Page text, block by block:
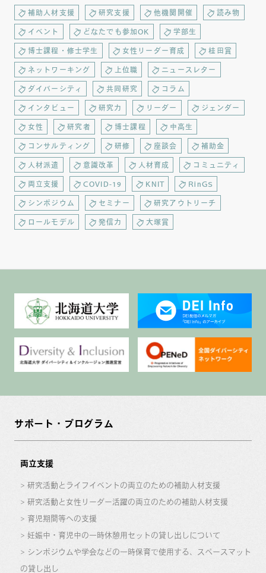
補助人材支援 研究支援 他機関開催 読み物
イベント どなたでも参加OK 学部生
博士課程・修士学生 女性リーダー育成 桂田賞
ネットワーキング 上位職 ニュースレター
ダイバーシティ 共同研究 コラム
インタビュー 研究力 リーダー ジェンダー
女性 研究者 博士課程 中高生
コンサルティング 研修 座談会 補助金
人材派遣 意識改革 人材育成 コミュニティ
両立支援 COVID-19 KNIT RinGS
シンポジウム セミナー 研究アウトリーチ
ロールモデル 発信力 大塚賞
サポート・プログラム
両立支援
研究活動とライフイベントの両立のための補助人材支援
研究活動と女性リーダー活躍の両立のための補助人材支援
育児期間等への支援
妊娠中・育児中の一時休憩用セットの貸し出しについて
シンポジウムや学会などの一時保育で使用する、スペースマット
の貸し出し